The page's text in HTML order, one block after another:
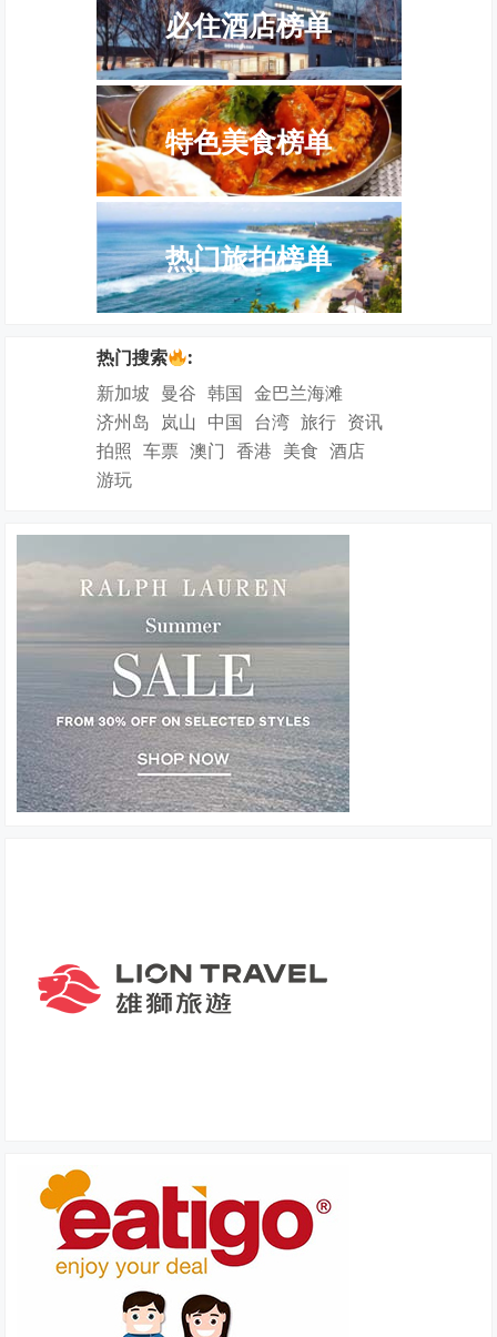
必住酒店榜单
特色美食榜单
热门旅拍榜单
热门搜索
:
新加坡 曼谷 韩国 金巴兰海滩
济州岛 岚山 中国 台湾 旅行 资讯
拍照 车票 澳门 香港 美食 酒店
游玩